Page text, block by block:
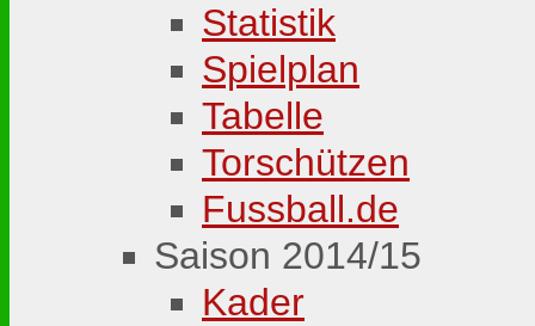
Statistik
Spielplan
Tabelle
Torschützen
Fussball.de
Saison 2014/15
Kader